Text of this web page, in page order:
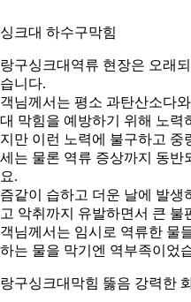
크대 하수구막힘
구싱크대역류 현장은 오래
니다.
님께서는 평소 과탄산소다
막힘을 예방하기 위해 노력
만 이런 노력에 불구하고
는 물론 역류 증상까지 동반
.
같이 습하고 더운 날에 발생
악취까지 유발하면서 큰 불
님께서는 임시로 역류한 물
는 물을 막기엔 역부족이었
구싱크대막힘 뚫음 강력한